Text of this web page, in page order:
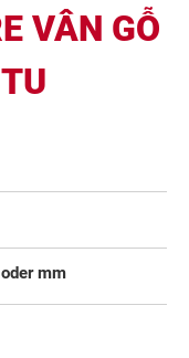
VÂN GỖ
mm